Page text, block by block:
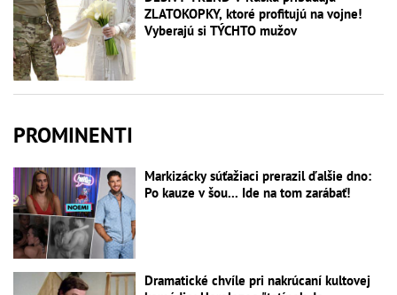
ZLATOKOPKY, ktoré profitujú na vojne!
Vyberajú si TÝCHTO mužov
PROMINENTI
Markizácky súťažiaci prerazil ďalšie dno:
Po kauze v šou... Ide na tom zarábať!
Dramatické chvíle pri nakrúcaní kultovej